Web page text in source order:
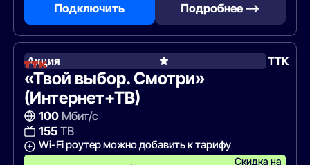
Подключить Подробнее —>
Акция ТТК
«Твой выбор. Смотри»
(Интернет+ТВ)
100Мбит/с
155ТВ
Wi-Fi роутер можно добавить к тарифу
Скидка на